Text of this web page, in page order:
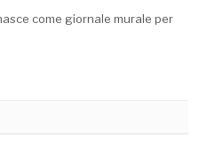
come giornale murale per